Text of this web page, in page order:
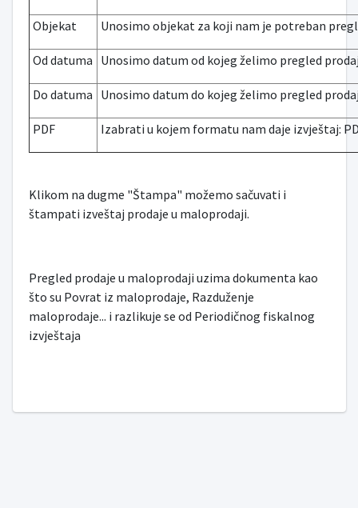
Objekat Unosimo objekat za koji nam je potreban
Od datuma Unosimo datum od kojeg želimo pregled
Do datuma Unosimo datum do kojeg želimo pregled
PDF Izabrati u kojem formatu nam daje izvještaj:
Klikom na dugme "Štampa" možemo sačuvati i
štampati izveštaj prodaje u maloprodaji.
Pregled prodaje u maloprodaji uzima dokumenta kao
što su Povrat iz maloprodaje, Razduženje
maloprodaje... i razlikuje se od Periodičnog fiskalnog
izvještaja